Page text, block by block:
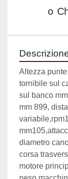
o
Altezza
tornibile sul
sul banco
mm 899,
diametro
corsa
motore